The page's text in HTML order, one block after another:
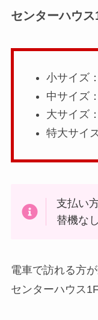
センターハウス
小サイズ
中サイズ
大サイズ
特大サイ
支払い
替機なし
電車で訪れる方
センターハウス